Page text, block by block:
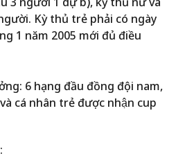
Kỳ thủ trẻ phải có ngày
1 năm 2005 mới đủ điều
6 hạng đầu đồng đội nam,
cá nhân trẻ được nhận cup